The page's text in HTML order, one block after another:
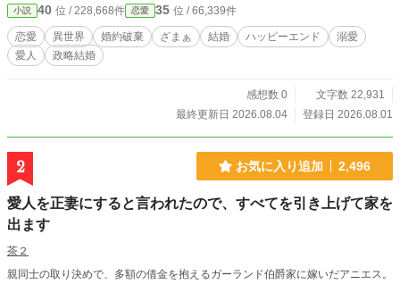
小説 40 位 / 228,668件 恋愛 35 位 / 66,339件
恋愛 異世界 婚約破棄 ざまぁ 結婚 ハッピーエンド
溺愛
愛人
政略結婚
感想数 0
文字数 22,931
最終更新日 2026.08.04
登録日 2026.08.01
2 お気に入り追加 2,496
​愛人を正妻にすると言われたので、すべてを引き上げて家を
出ます
茶２
親同士の取り決めで、多額の借金を抱えるガーランド伯爵家に嫁いだアニエス。